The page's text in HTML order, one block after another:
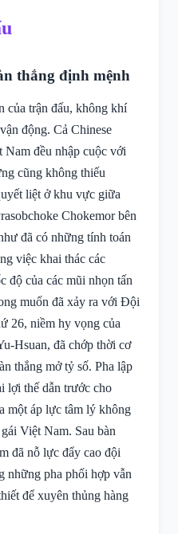
thắng định mệnh
của trận đấu, không khí
động. Cả Chinese
đều nhập cuộc với
cũng không thiếu
liệt ở khu vực giữa
Chokemor bên
đã có những tính toán
việc khai thác các
độ của các mũi nhọn tấn
muốn đã xảy ra với Đội
26, niềm hy vọng của
Hsuan, đã chớp thời cơ
thắng mở tỷ số. Pha lập
lợi thế dẫn trước cho
một áp lực tâm lý không
Việt Nam. Sau bàn
đã nỗ lực đẩy cao đội
những pha phối hợp vẫn
để xuyên thủng hàng